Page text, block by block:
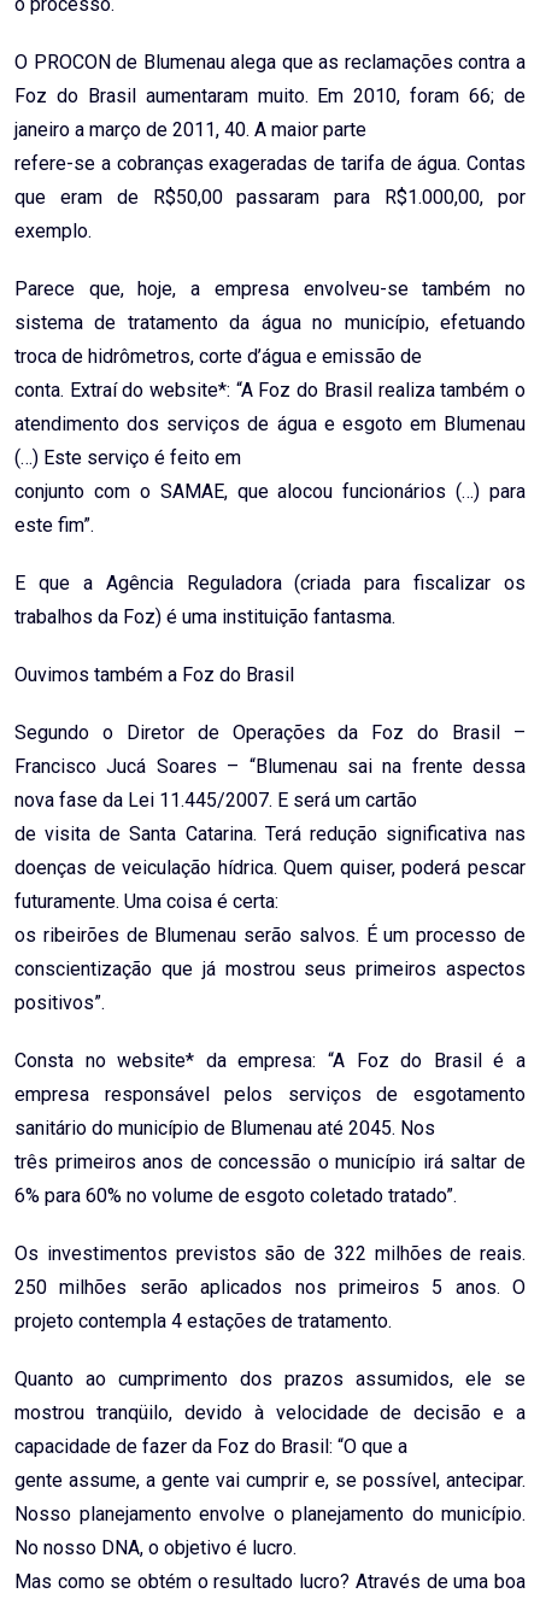
o processo.
O PROCON de Blumenau alega que as reclamações contra a
Foz do Brasil aumentaram muito. Em 2010, foram 66; de
janeiro a março de 2011, 40. A maior parte
refere-se a cobranças exageradas de tarifa de água. Contas
que eram de R$50,00 passaram para R$1.000,00, por
exemplo.
Parece que, hoje, a empresa envolveu-se também no
sistema de tratamento da água no município, efetuando
troca de hidrômetros, corte d’água e emissão de
conta. Extraí do website*: “A Foz do Brasil realiza também o
atendimento dos serviços de água e esgoto em Blumenau
(…) Este serviço é feito em
conjunto com o SAMAE, que alocou funcionários (…) para
este fim”.
E que a Agência Reguladora (criada para fiscalizar os
trabalhos da Foz) é uma instituição fantasma.
Ouvimos também a Foz do Brasil
Segundo o Diretor de Operações da Foz do Brasil –
Francisco Jucá Soares – “Blumenau sai na frente dessa
nova fase da Lei 11.445/2007. E será um cartão
de visita de Santa Catarina. Terá redução significativa nas
doenças de veiculação hídrica. Quem quiser, poderá pescar
futuramente. Uma coisa é certa:
os ribeirões de Blumenau serão salvos. É um processo de
conscientização que já mostrou seus primeiros aspectos
positivos”.
Consta no website* da empresa: “A Foz do Brasil é a
empresa responsável pelos serviços de esgotamento
sanitário do município de Blumenau até 2045. Nos
três primeiros anos de concessão o município irá saltar de
6% para 60% no volume de esgoto coletado tratado”.
Os investimentos previstos são de 322 milhões de reais.
250 milhões serão aplicados nos primeiros 5 anos. O
projeto contempla 4 estações de tratamento.
Quanto ao cumprimento dos prazos assumidos, ele se
mostrou tranqüilo, devido à velocidade de decisão e a
capacidade de fazer da Foz do Brasil: “O que a
gente assume, a gente vai cumprir e, se possível, antecipar.
Nosso planejamento envolve o planejamento do município.
No nosso DNA, o objetivo é lucro.
Mas como se obtém o resultado lucro? Através de uma boa